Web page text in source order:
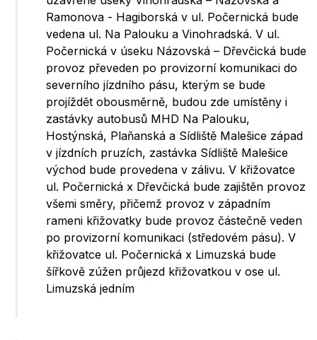
Ramonova - Hagiborská v ul. Počernická bude
vedena ul. Na Palouku a Vinohradská. V ul.
Počernická v úseku Názovská – Dřevčická bude
provoz převeden po provizorní komunikaci do
severního jízdního pásu, kterým se bude
projíždět obousměrně, budou zde umístěny i
zastávky autobusů MHD Na Palouku,
Hostýnská, Plaňanská a Sídliště Malešice západ
v jízdních pruzích, zastávka Sídliště Malešice
východ bude provedena v zálivu. V křižovatce
ul. Počernická x Dřevčická bude zajištěn provoz
všemi směry, přičemž provoz v západním
rameni křižovatky bude provoz částečně veden
po provizorní komunikaci (středovém pásu). V
křižovatce ul. Počernická x Limuzská bude
šířkově zúžen průjezd křižovatkou v ose ul.
Limuzská jedním